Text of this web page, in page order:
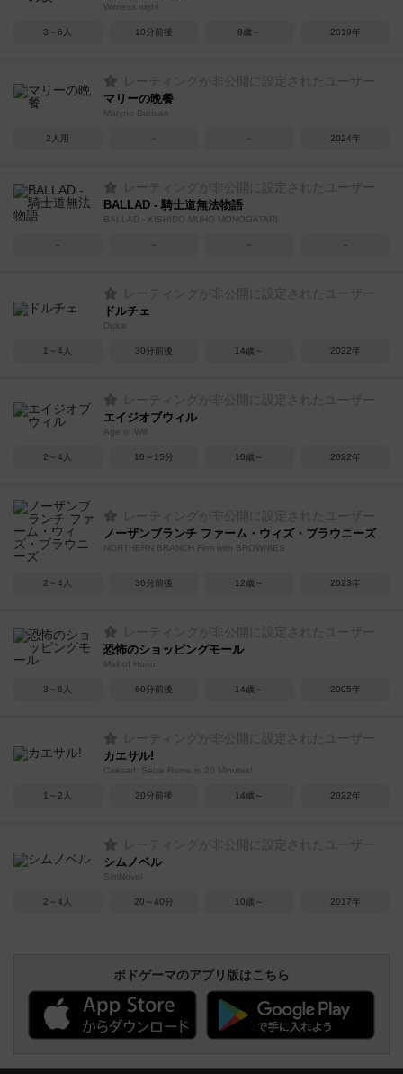
Witness night
3～6人 10分前後 8歳～ 2019年
レーティングが非公開に設定されたユーザー
マリーの晩餐
Maryno Bansan
2人用 － － 2024年
レーティングが非公開に設定されたユーザー
BALLAD - 騎士道無法物語
BALLAD - KISHIDO MUHO MONOGATARI
－ － － －
レーティングが非公開に設定されたユーザー
ドルチェ
Dulce
1～4人 30分前後 14歳～ 2022年
レーティングが非公開に設定されたユーザー
エイジオブウィル
Age of Will
2～4人 10～15分 10歳～ 2022年
レーティングが非公開に設定されたユーザー
ノーザンブランチ ファーム・ウィズ・ブラウニーズ
NORTHERN BRANCH Firm with BROWNIES
2～4人 30分前後 12歳～ 2023年
レーティングが非公開に設定されたユーザー
恐怖のショッピングモール
Mall of Horror
3～6人 60分前後 14歳～ 2005年
レーティングが非公開に設定されたユーザー
カエサル!
Caesar!: Seize Rome in 20 Minutes!
1～2人 20分前後 14歳～ 2022年
レーティングが非公開に設定されたユーザー
シムノベル
SimNovel
2～4人 20～40分 10歳～ 2017年
ボドゲーマのアプリ版はこちら